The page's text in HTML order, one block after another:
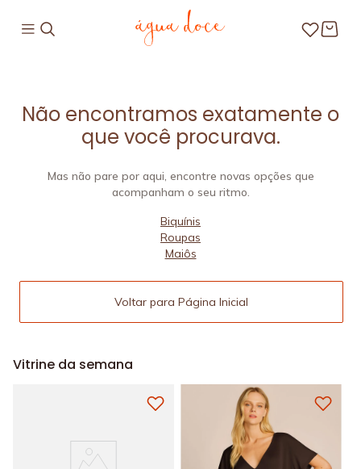
Não encontramos exatamente o
que você procurava.
Mas não pare por aqui, encontre novas opções que
acompanham o seu ritmo.
Biquínis
Roupas
Maiôs
Voltar para Página Inicial
Vitrine da semana